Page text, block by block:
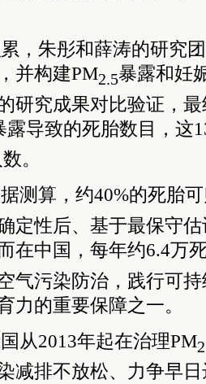
，朱彤和薛涛的研究
并构建PM2.5暴露和妊
研究成果对比验证，
露导致的死胎数目，这
。
测算，约40%的死胎
定性后、基于最保守
在中国，每年约6.4万
气污染防治，践行可
力的重要保障之一。
从2013年起在治理PM
减排不放松、力争早